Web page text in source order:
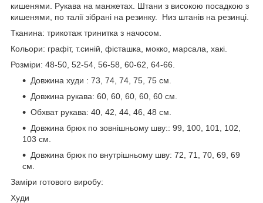
кишенями. Рукава на манжетах. Штани з високою посадкою з
кишенями, по талії зібрані на резинку. Низ штанів на резинці.
Тканина: трикотаж тринитка з начосом.
Кольори: графіт, т.синій, фісташка, мокко, марсала, хакі.
Розміри: 48-50, 52-54, 56-58, 60-62, 64-66.
Довжина худи : 73, 74, 74, 75, 75 см.
Довжина рукава: 60, 60, 60, 60, 60 см.
Обхват рукава: 40, 42, 44, 46, 48 см.
Довжина брюк по зовнішньому шву:: 99, 100, 101, 102,
103 см.
Довжина брюк по внутрішньому шву: 72, 71, 70, 69, 69
см.
Заміри готового виробу:
Худи